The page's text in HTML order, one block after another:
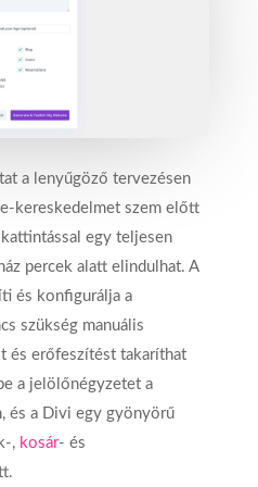
a lenyűgöző tervezésen
kereskedelmet szem előtt
egy teljesen
percek alatt elindulhat. A
és konfigurálja a
szükség manuális
és erőfeszítést takaríthat
a jelölőnégyzetet a
és a Divi egy gyönyörű
, kosár- és